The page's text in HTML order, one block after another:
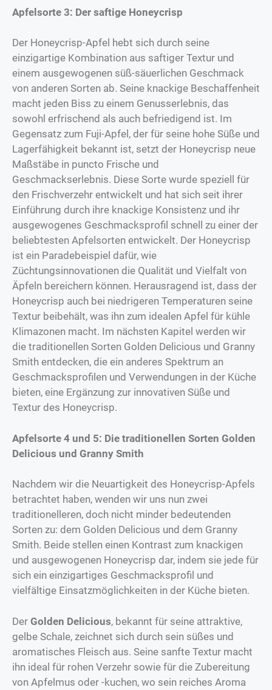
Apfelsorte 3: Der saftige Honeycrisp
Der Honeycrisp-Apfel hebt sich durch seine
einzigartige Kombination aus saftiger Textur und
einem ausgewogenen süß-säuerlichen Geschmack
von anderen Sorten ab. Seine knackige Beschaffenheit
macht jeden Biss zu einem Genusserlebnis, das
sowohl erfrischend als auch befriedigend ist. Im
Gegensatz zum Fuji-Apfel, der für seine hohe Süße und
Lagerfähigkeit bekannt ist, setzt der Honeycrisp neue
Maßstäbe in puncto Frische und
Geschmackserlebnis. Diese Sorte wurde speziell für
den Frischverzehr entwickelt und hat sich seit ihrer
Einführung durch ihre knackige Konsistenz und ihr
ausgewogenes Geschmacksprofil schnell zu einer der
beliebtesten Apfelsorten entwickelt. Der Honeycrisp
ist ein Paradebeispiel dafür, wie
Züchtungsinnovationen die Qualität und Vielfalt von
Äpfeln bereichern können. Herausragend ist, dass der
Honeycrisp auch bei niedrigeren Temperaturen seine
Textur beibehält, was ihn zum idealen Apfel für kühle
Klimazonen macht. Im nächsten Kapitel werden wir
die traditionellen Sorten Golden Delicious und Granny
Smith entdecken, die ein anderes Spektrum an
Geschmacksprofilen und Verwendungen in der Küche
bieten, eine Ergänzung zur innovativen Süße und
Textur des Honeycrisp.
Apfelsorte 4 und 5: Die traditionellen Sorten Golden
Delicious und Granny Smith
Nachdem wir die Neuartigkeit des Honeycrisp-Apfels
betrachtet haben, wenden wir uns nun zwei
traditionelleren, doch nicht minder bedeutenden
Sorten zu: dem Golden Delicious und dem Granny
Smith. Beide stellen einen Kontrast zum knackigen
und ausgewogenen Honeycrisp dar, indem sie jede für
sich ein einzigartiges Geschmacksprofil und
vielfältige Einsatzmöglichkeiten in der Küche bieten.
Der Golden Delicious, bekannt für seine attraktive,
gelbe Schale, zeichnet sich durch sein süßes und
aromatisches Fleisch aus. Seine sanfte Textur macht
ihn ideal für rohen Verzehr sowie für die Zubereitung
von Apfelmus oder -kuchen, wo sein reiches Aroma